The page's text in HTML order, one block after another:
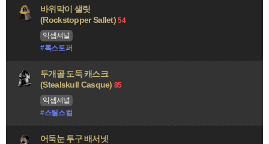
바위막이 샐릿
(Rockstopper Sallet)54
익셉셔널
#록스토퍼
두개골 도둑 캐스크
(Stealskull Casque) 85
익셉셔널
#스틸스컬
어둑눈 투구 배서넷